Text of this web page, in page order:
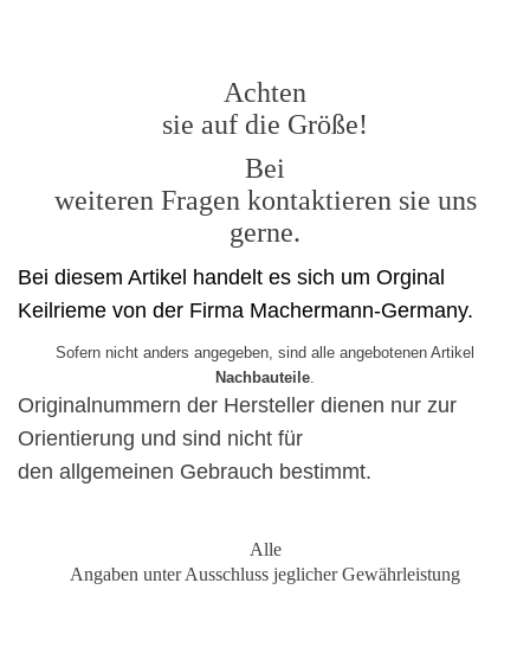
Achten
sie auf die Größe!
Bei
weiteren Fragen kontaktieren sie uns
gerne.
Bei diesem Artikel handelt es sich um Orginal
Keilrieme von der Firma Machermann-Germany.
Sofern nicht anders angegeben, sind alle angebotenen Artikel
Nachbauteile.
Originalnummern der Hersteller dienen nur zur
Orientierung und sind nicht für
den allgemeinen Gebrauch bestimmt.
Alle
Angaben unter Ausschluss jeglicher Gewährleistung